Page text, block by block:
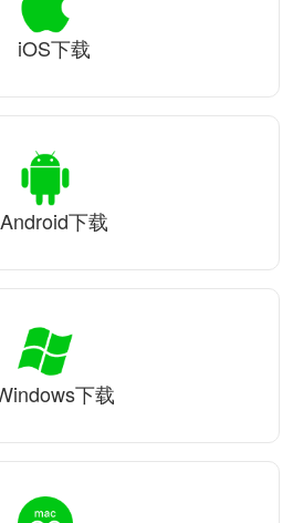
iOS下载
Android下载
下载